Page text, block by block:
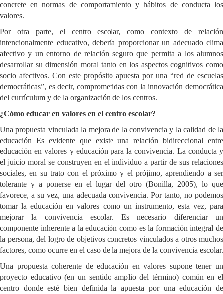
concrete en normas de comportamiento y hábitos de conducta los
valores.
Por otra parte, el centro escolar, como contexto de relación
intencionalmente educativo, debería proporcionar un adecuado clima
afectivo y un entorno de relación seguro que permita a los alumnos
desarrollar su dimensión moral tanto en los aspectos cognitivos como
socio afectivos. Con este propósito apuesta por una “red de escuelas
democráticas”, es decir, comprometidas con la innovación democrática
del currículum y de la organización de los centros.
¿Cómo educar en valores en el centro escolar?
Una propuesta vinculada la mejora de la convivencia y la calidad de la
educación Es evidente que existe una relación bidireccional entre
educación en valores y educación para la convivencia. La conducta y
el juicio moral se construyen en el individuo a partir de sus relaciones
sociales, en su trato con el próximo y el prójimo, aprendiendo a ser
tolerante y a ponerse en el lugar del otro (Bonilla, 2005), lo que
favorece, a su vez, una adecuada convivencia. Por tanto, no podemos
tomar la educación en valores como un instrumento, esta vez, para
mejorar la convivencia escolar. Es necesario diferenciar un
componente inherente a la educación como es la formación integral de
la persona, del logro de objetivos concretos vinculados a otros muchos
factores, como ocurre en el caso de la mejora de la convivencia escolar.
Una propuesta coherente de educación en valores supone tener un
proyecto educativo (en un sentido amplio del término) común en el
centro donde esté bien definida la apuesta por una educación de